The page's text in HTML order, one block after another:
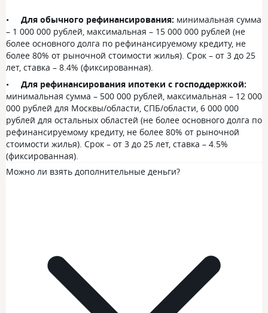
Для обычного рефинансирования: минимальная сумма
– 1 000 000 рублей, максимальная – 15 000 000 рублей (не
более основного долга по рефинансируемому кредиту, не
более 80% от рыночной стоимости жилья). Срок – от 3 до 25
лет, ставка – 8.4% (фиксированная).
Для рефинансирования ипотеки с господдержкой:
минимальная сумма – 500 000 рублей, максимальная – 12 000
000 рублей для Москвы/области, СПБ/области, 6 000 000
рублей для остальных областей (не более основного долга по
рефинансируемому кредиту, не более 80% от рыночной
стоимости жилья). Срок – от 3 до 25 лет, ставка – 4.5%
(фиксированная).
Можно ли взять дополнительные деньги?